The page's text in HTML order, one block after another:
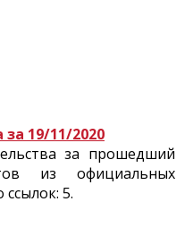
19/11/2020
за прошедший
из официальных
5.